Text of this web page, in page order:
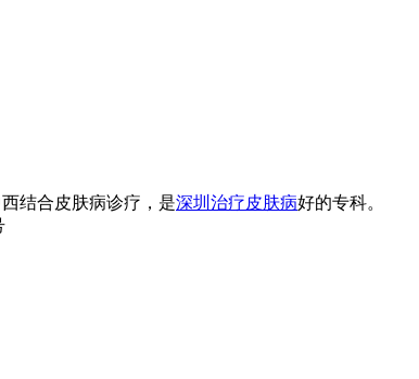
西结合皮肤病诊疗，是深圳治疗皮肤病好的专科。